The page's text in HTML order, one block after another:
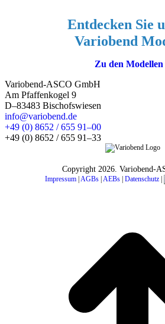
Entdecken Sie
Variobend
Zu den Modellen
Variobend-ASCO GmbH
Am Pfaffenkogel 9
D–83483 Bischofswiesen
info@variobend.de
+49 (0) 8652 / 655 91–00
+49 (0) 8652 / 655 91–33
Copyright 2026. Variobend-
Impressum AGBs AEBs Datenschutz